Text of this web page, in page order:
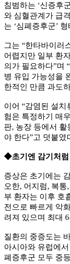
침범하는 ‘신증후
와 심혈관계가 급
는 ‘심폐증후군’
그는 “한타바이러
어렵지만 일부 환
의가 필요하다”며
병 유입 가능성을
한적인 만큼 과도
이어 “감염된 설치
험은 특정하기 매
판, 농장 등에서
야 한다”고 덧붙였
◆초기엔 감기처럼
증상은 초기에는
오한, 어지럼, 복
부 환자는 이후 호
전으로 빠르게 악
려져 있으며 최대
질환의 중증도는
아시아와 유럽에
폐증후군 모두 중